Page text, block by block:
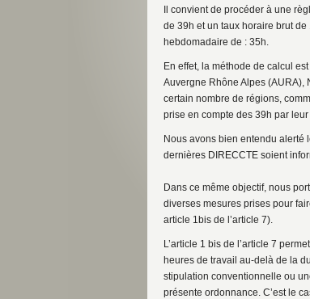
Il convient de procéder à une
de 39h et un taux horaire brut
hebdomadaire de : 35h.
En effet, la méthode de calcul
Auvergne Rhône Alpes (AURA),
certain nombre de régions,
prise en compte des 39h par
Nous avons bien entendu alerté
dernières DIRECCTE soient
Dans ce même objectif, nous
diverses mesures prises pour
article 1bis de l’article 7).
L’article 1 bis de l’article 7
heures de travail au-delà de la
stipulation conventionnelle ou
présente ordonnance. C’est le